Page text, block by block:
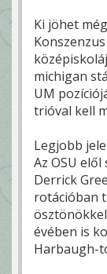
Ki jöhet
michigan
UM
trióval kell
Legjobb
Az OSU
Derrick
rotációban
évében is
Harbaugh-